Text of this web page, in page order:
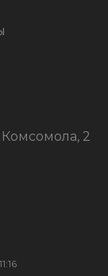
Комсомола, 2